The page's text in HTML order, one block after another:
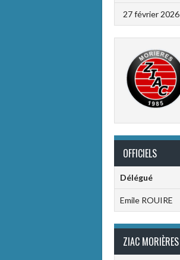
27 février 2026
OFFICIELS
Délégué
Emile ROUIRE
ZIAC MORIÈRES